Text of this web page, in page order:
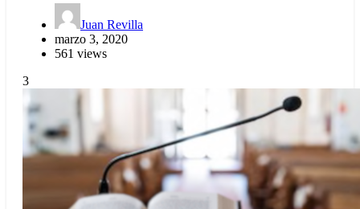
Juan Revilla
marzo 3, 2020
561 views
3